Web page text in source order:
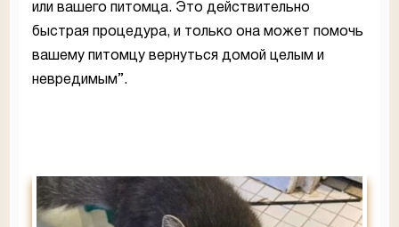
или вашего питомца. Это действительно
быстрая процедура, и только она может помочь
вашему питомцу вернуться домой целым и
невредимым”.